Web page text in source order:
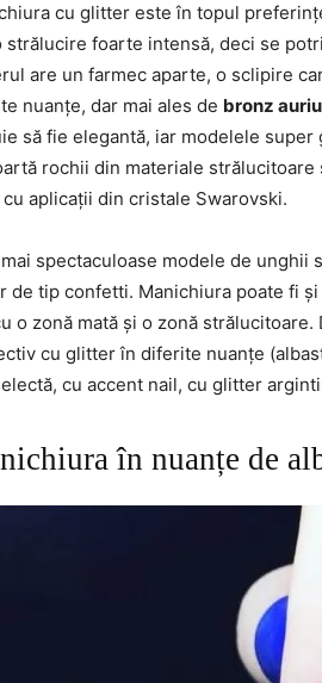
cu glitter este în topul
strălucire foarte intensă, deci se
are un farmec aparte, o sclipire
nuanțe, dar mai ales de bronz
să fie elegantă, iar modelele
rochii din materiale
aplicații din cristale Swarovski.
spectaculoase modele de
de tip confetti. Manichiura poate fi
o zonă mată și o zonă
cu glitter în diferite nuanțe
cu accent nail, cu glitter
în nuanțe de